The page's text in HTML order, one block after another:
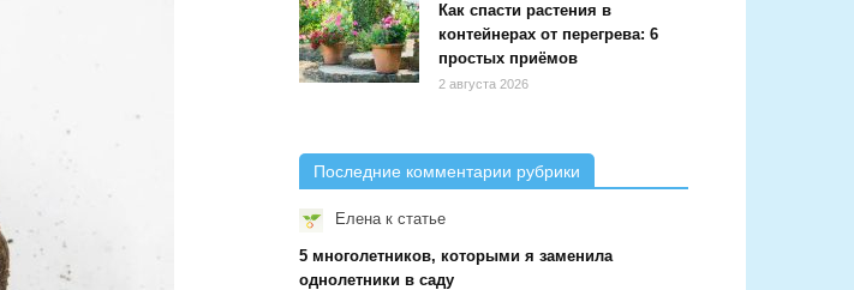
Как спасти растения в
контейнерах от перегрева: 6
простых приёмов
2 августа 2026
Последние комментарии рубрики
Еленак статье
5 многолетников, которыми я заменила
однолетники в саду